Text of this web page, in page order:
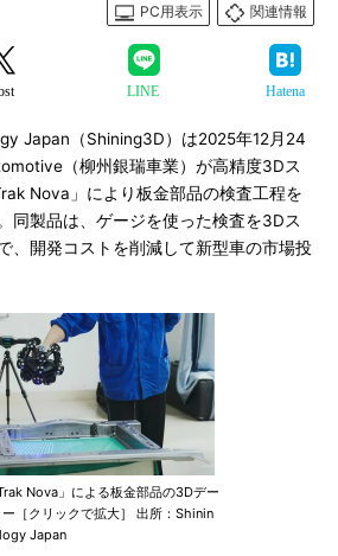
PC用表示
関連情報
LINE Hatena
Japan（Shining3D）は2025年12月24
（柳州銀瑞車業）が高精度3Dス
Nova」により板金部品の検査工程を
同製品は、ゲージを使った検査を3Dス
、開発コストを削減して新型車の市場投
Nova」による板金部品の3Dデー
［クリックで拡大］ 出所：Shinin
Japan